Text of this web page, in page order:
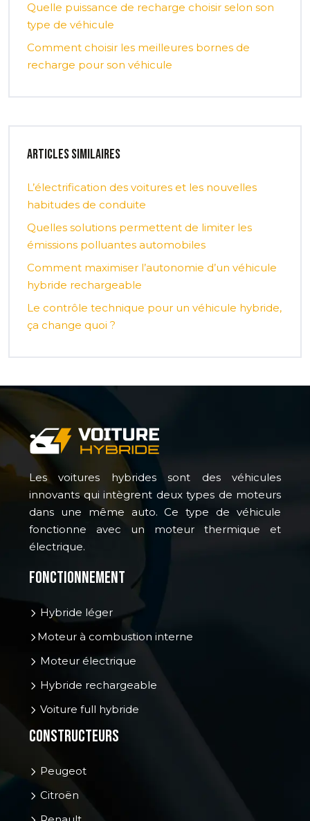
Quelle puissance de recharge choisir selon son
type de véhicule
Comment choisir les meilleures bornes de
recharge pour son véhicule
Articles similaires
L’électrification des voitures et les nouvelles
habitudes de conduite
Quelles solutions permettent de limiter les
émissions polluantes automobiles
Comment maximiser l’autonomie d’un véhicule
hybride rechargeable
Le contrôle technique pour un véhicule hybride,
ça change quoi ?
Les voitures hybrides sont des véhicules
innovants qui intègrent deux types de moteurs
dans une même auto. Ce type de véhicule
fonctionne avec un moteur thermique et
électrique.
Fonctionnement
Hybride léger
Moteur à combustion interne
Moteur électrique
Hybride rechargeable
Voiture full hybride
Constructeurs
Peugeot
Citroën